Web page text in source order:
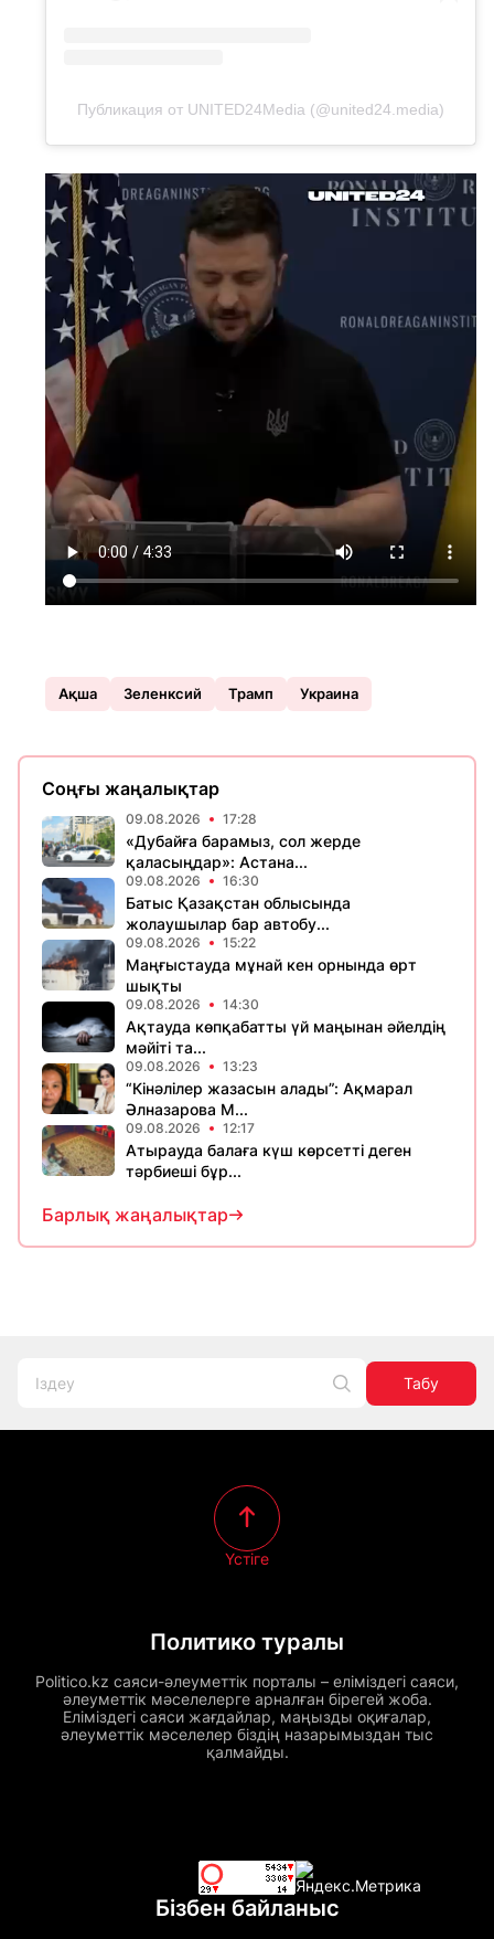
Публикация от UNITED24Media (@united24.media)
Ақша Зеленксий Трамп Украина
Соңғы жаңалықтар
09.08.2026 17:28
«Дубайға барамыз, сол жерде
қаласыңдар»: Астана...
09.08.2026 16:30
Батыс Қазақстан облысында
жолаушылар бар автобу...
09.08.2026 15:22
Маңғыстауда мұнай кен орнында өрт
шықты
09.08.2026 14:30
Ақтауда көпқабатты үй маңынан әйелдің
мәйіті та...
09.08.2026 13:23
“Кінәлілер жазасын алады”: Ақмарал
Әлназарова М...
09.08.2026 12:17
Атырауда балаға күш көрсетті деген
тәрбиеші бұр...
Барлық жаңалықтар
Табу
Политико туралы
Politico.kz саяси-әлеуметтік порталы – еліміздегі саяси,
әлеуметтік мәселелерге арналған бірегей жоба.
Еліміздегі саяси жағдайлар, маңызды оқиғалар,
әлеуметтік мәселелер біздің назарымыздан тыс
қалмайды.
Үстіге
Бізбен байланыс